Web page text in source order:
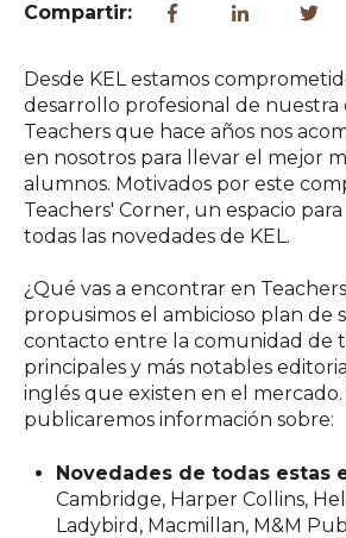
Compartir:
Desde KEL estamos
desarrollo profesional de
Teachers que hace años nos
en nosotros para llevar el mejor
alumnos. Motivados por este
Teachers' Corner, un espacio
todas las novedades de KEL.
¿Qué vas a encontrar en
propusimos el ambicioso plan de
contacto entre la comunidad de
principales y más notables
inglés que existen en el
publicaremos información sobre:
Novedades de todas estas
Cambridge, Harper Collins,
Ladybird, Macmillan, M&M